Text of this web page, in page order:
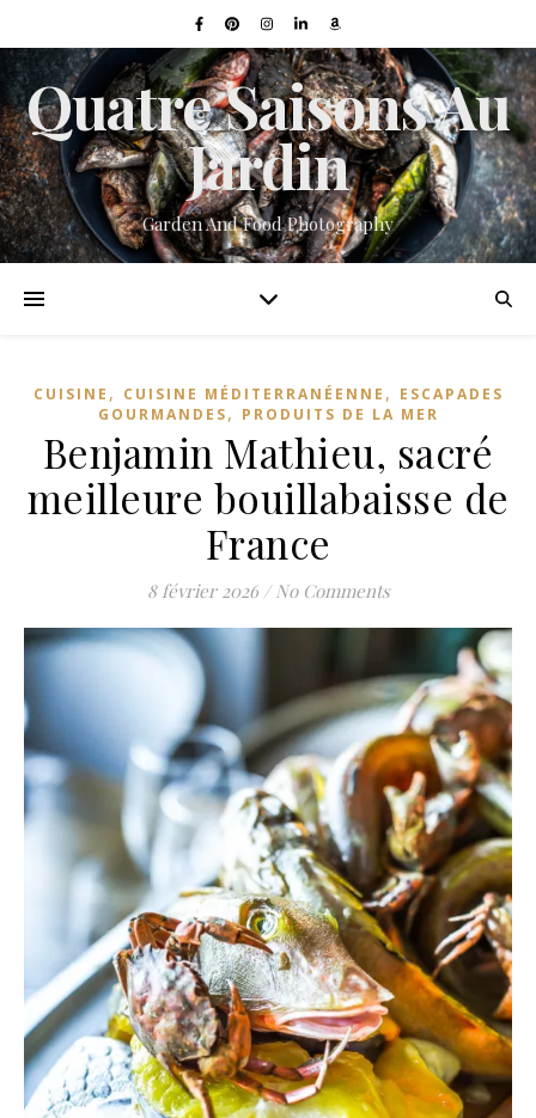
Quatre Saisons Au
Jardin
Garden And Food Photography
CUISINE , CUISINE MÉDITERRANÉENNE , ESCAPADES
GOURMANDES, PRODUITS DE LA MER
Benjamin Mathieu, sacré
meilleure bouillabaisse de
France
8 février 2026 / No Comments